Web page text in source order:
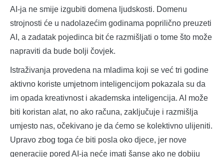
AI-ja ne smije izgubiti domena ljudskosti. Domenu
strojnosti će u nadolazećim godinama poprilično preuzeti
AI, a zadatak pojedinca bit će razmišljati o tome što može
napraviti da bude bolji čovjek.
Istraživanja provedena na mladima koji se već tri godine
aktivno koriste umjetnom inteligencijom pokazala su da
im opada kreativnost i akademska inteligencija. AI može
biti koristan alat, no ako računa, zaključuje i razmišlja
umjesto nas, očekivano je da ćemo se kolektivno ulijeniti.
Upravo zbog toga će biti posla oko djece, jer nove
generacije pored AI-ja neće imati šanse ako ne dobiju